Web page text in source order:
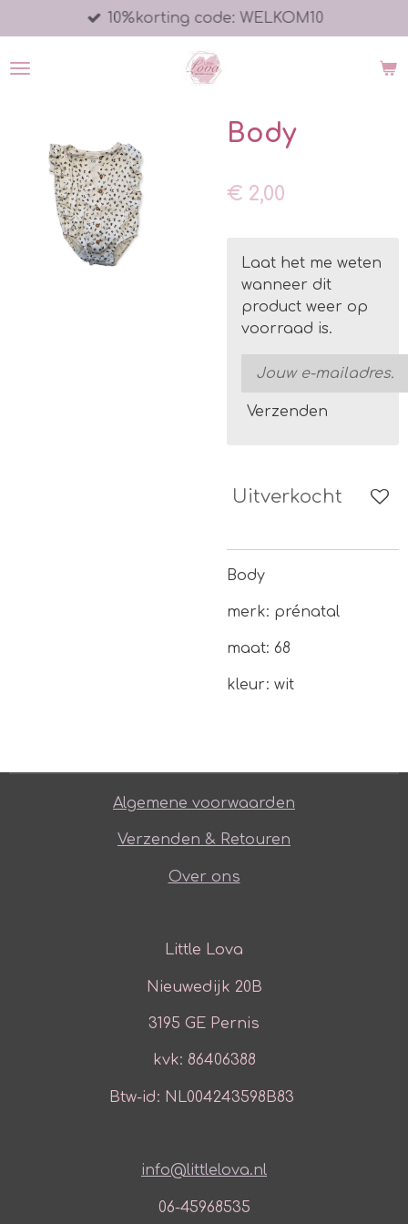
direct
naar
10%korting code: WELKOM10
Body
€ 2,00
Laat het me weten
wanneer dit
product weer op
voorraad is.
Verzenden
Uitverkocht
Body
merk: prénatal
maat: 68
kleur: wit
Algemene voorwaarden
Verzenden & Retouren
Over ons
Little Lova
Nieuwedijk 20B
3195 GE Pernis
kvk: 86406388
Btw-id: NL004243598B83
info@littlelova.nl
06-45968535